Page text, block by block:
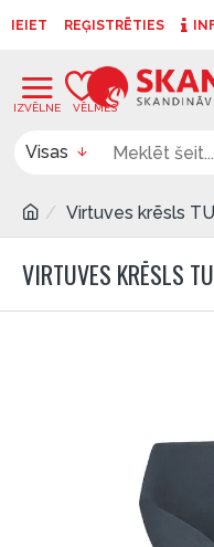
IEIET REĢISTRĒTIES
Visas
Virtuves krēsls
VIRTUVES KRĒSLS